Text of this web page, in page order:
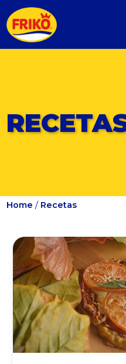
Home / Recetas